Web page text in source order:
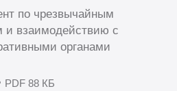
по чрезвычайным
и взаимодействию с
органами
PDF 88 КБ